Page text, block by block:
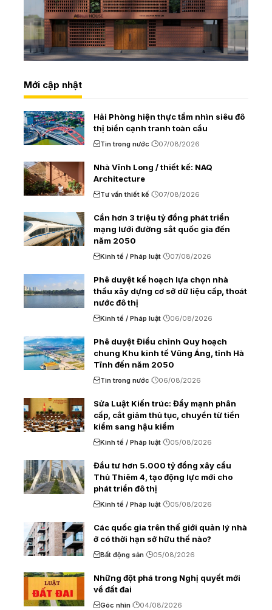
Mới cập nhật
Hải Phòng hiện thực tầm nhìn siêu đô
thị biển cạnh tranh toàn cầu
Tin trong nước 07/08/2026
Nhà Vĩnh Long / thiết kế: NAQ
Architecture
Tư vấn thiết kế 07/08/2026
Cần hơn 3 triệu tỷ đồng phát triển
mạng lưới đường sắt quốc gia đến
năm 2050
Kinh tế / Pháp luật 07/08/2026
Phê duyệt kế hoạch lựa chọn nhà
thầu xây dựng cơ sở dữ liệu cấp, thoát
nước đô thị
Kinh tế / Pháp luật 06/08/2026
Phê duyệt Điều chỉnh Quy hoạch
chung Khu kinh tế Vũng Áng, tỉnh Hà
Tĩnh đến năm 2050
Tin trong nước 06/08/2026
Sửa Luật Kiến trúc: Đẩy mạnh phân
cấp, cắt giảm thủ tục, chuyển từ tiền
kiểm sang hậu kiểm
Kinh tế / Pháp luật 05/08/2026
Đầu tư hơn 5.000 tỷ đồng xây cầu
Thủ Thiêm 4, tạo động lực mới cho
phát triển đô thị
Kinh tế / Pháp luật 05/08/2026
Các quốc gia trên thế giới quản lý nhà
ở có thời hạn sở hữu thế nào?
Bất động sản 05/08/2026
Những đột phá trong Nghị quyết mới
về đất đai
Góc nhìn 04/08/2026